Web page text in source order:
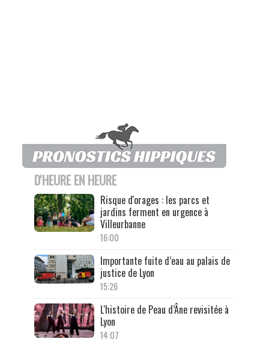
D'HEURE EN HEURE
Risque d'orages : les parcs et
jardins ferment en urgence à
Villeurbanne
16:00
Importante fuite d’eau au palais de
justice de Lyon
15:26
L'histoire de Peau d’Âne revisitée à
Lyon
14:07